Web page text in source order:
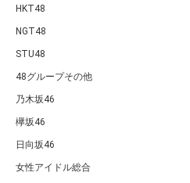
HKT48
NGT48
STU48
48グループその他
乃木坂46
欅坂46
日向坂46
女性アイドル総合